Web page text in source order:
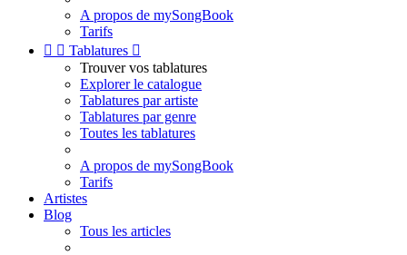
A propos de mySongBook
Tarifs
  Tablatures 
Trouver vos tablatures
Explorer le catalogue
Tablatures par artiste
Tablatures par genre
Toutes les tablatures
A propos de mySongBook
Tarifs
Artistes
Blog
Tous les articles